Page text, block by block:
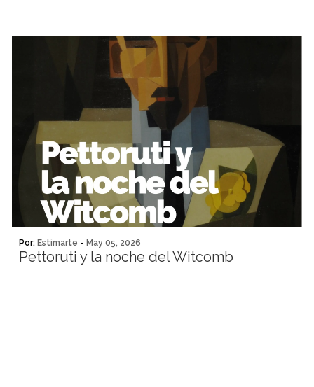
Por: Estimarte - May 05, 2026
Pettoruti y la noche del Witcomb